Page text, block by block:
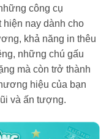
công cụ
hiện nay dành cho
khả năng in thêu
những chú gấu
mà còn trở thành
hiệu của bạn
và ấn tượng.